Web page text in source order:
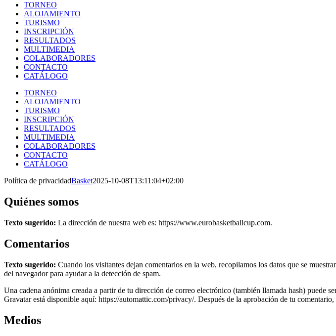
TORNEO
ALOJAMIENTO
TURISMO
INSCRIPCIÓN
RESULTADOS
MULTIMEDIA
COLABORADORES
CONTACTO
CATÁLOGO
TORNEO
ALOJAMIENTO
TURISMO
INSCRIPCIÓN
RESULTADOS
MULTIMEDIA
COLABORADORES
CONTACTO
CATÁLOGO
Política de privacidadBasket2025-10-08T13:11:04+02:00
Quiénes somos
Texto sugerido: La dirección de nuestra web es: https://www.eurobasketballcup.com.
Comentarios
Texto sugerido: Cuando los visitantes dejan comentarios en la web, recopilamos los datos que se
del navegador para ayudar a la detección de spam.
Una cadena anónima creada a partir de tu dirección de correo electrónico (también llamada hash)
Gravatar está disponible aquí: https://automattic.com/privacy/. Después de la aprobación de tu
Medios